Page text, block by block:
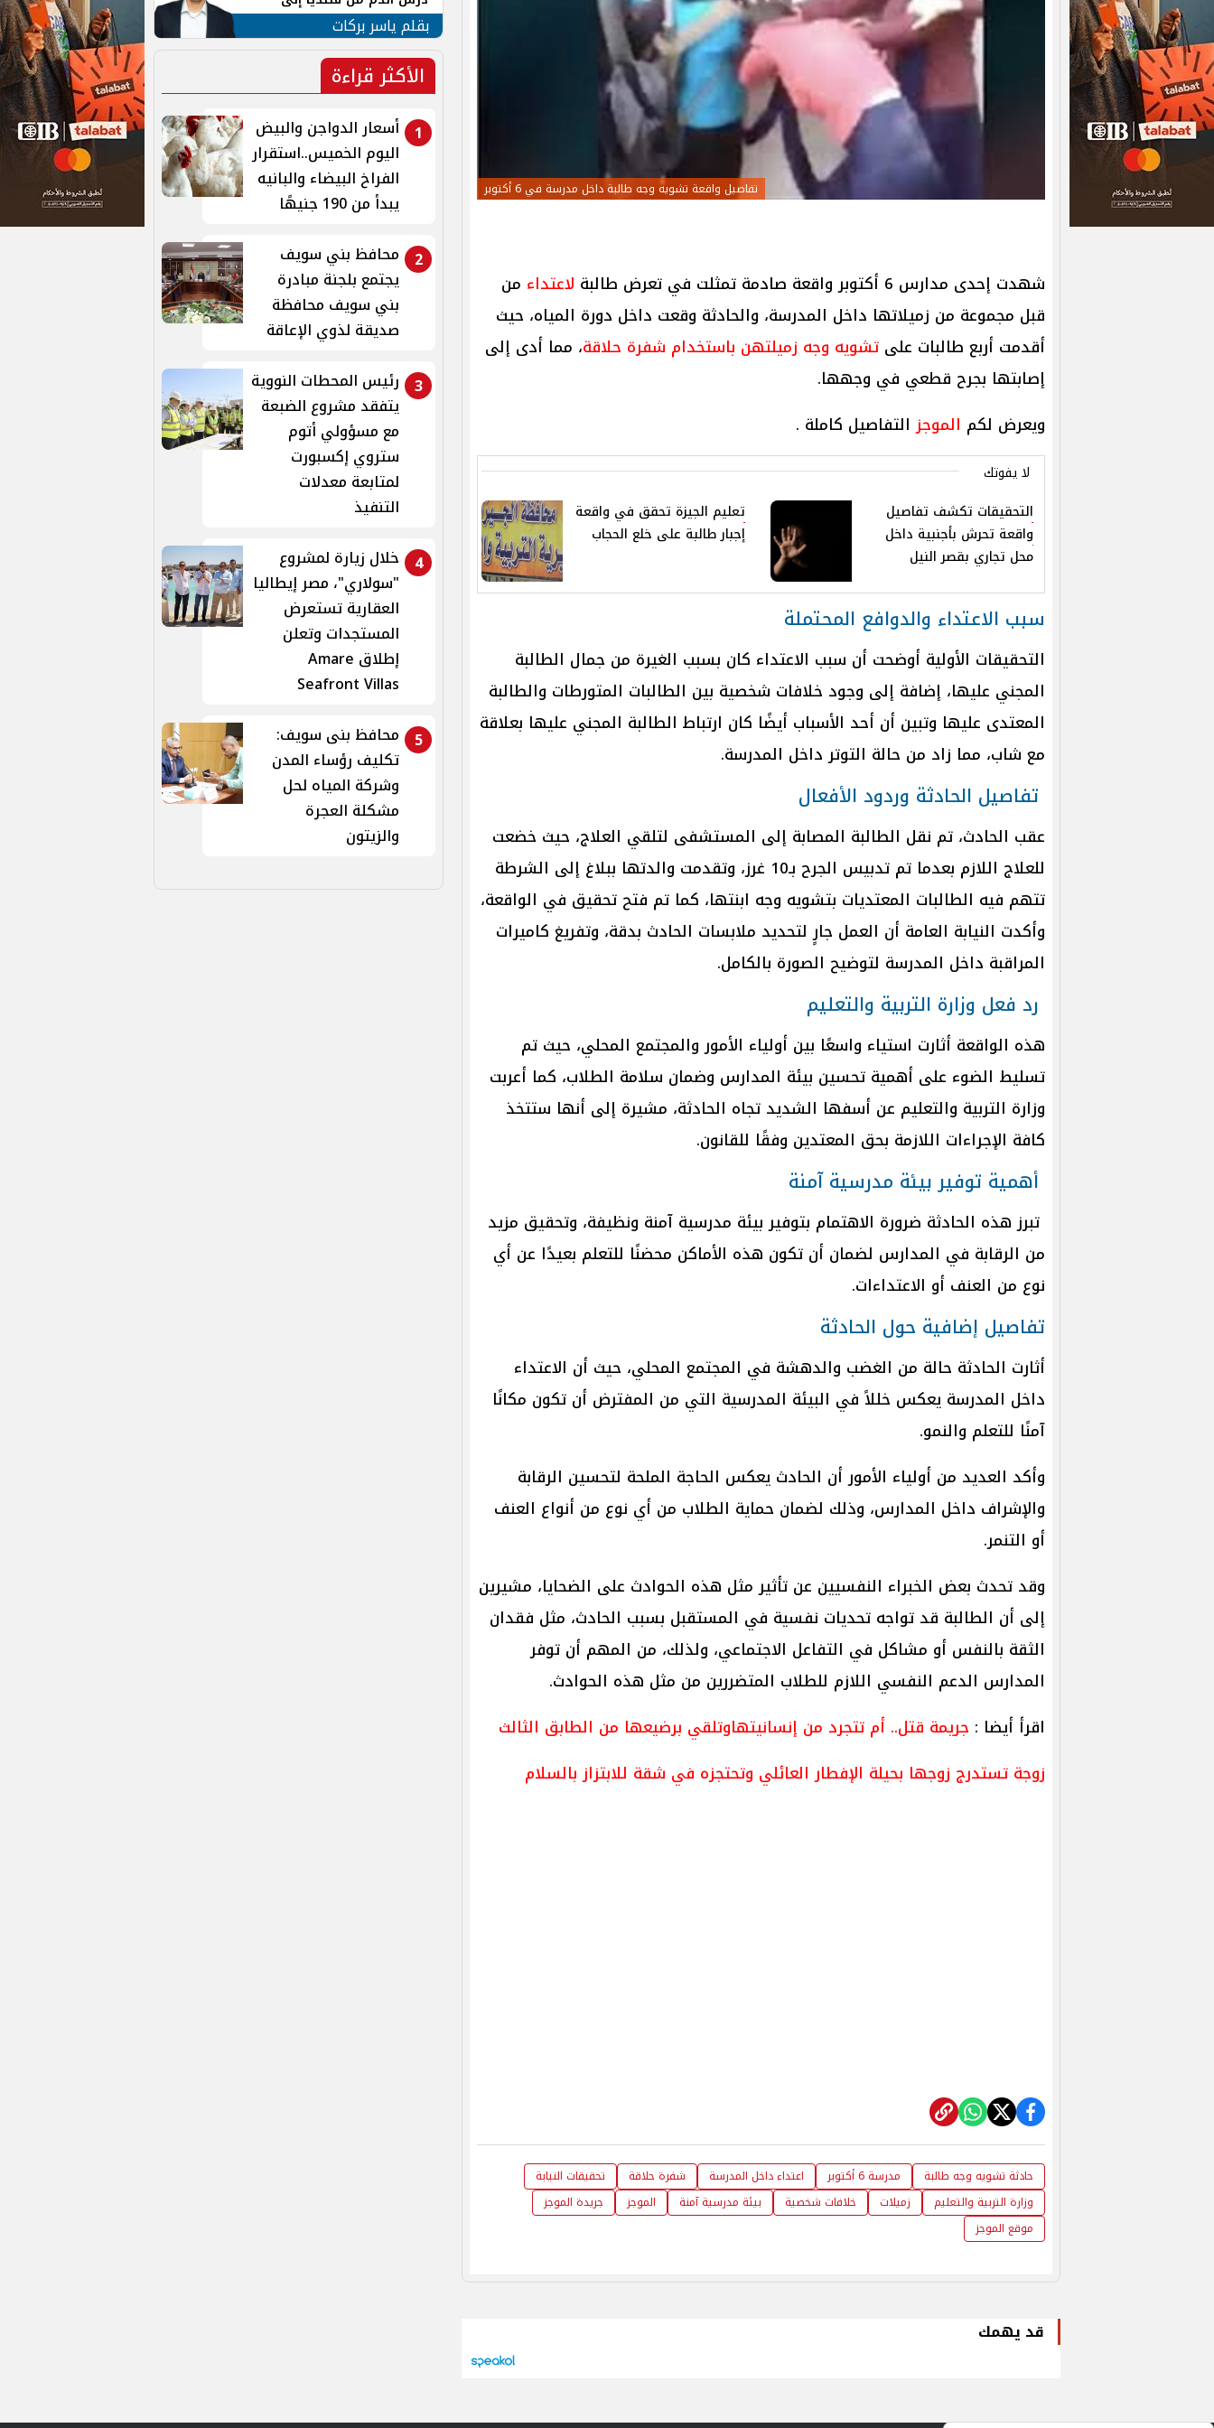
تفاصيل واقعة تشويه وجه طالبة داخل مدرسة في 6 أكتوبر
شهدت إحدى مدارس 6 أكتوبر واقعة صادمة تمثلت في تعرض طالبة لاعتداء من
قبل مجموعة من زميلاتها داخل المدرسة، والحادثة وقعت داخل دورة المياه، حيث
أقدمت أربع طالبات على تشويه وجه زميلتهن باستخدام شفرة حلاقة، مما أدى إلى
إصابتها بجرح قطعي في وجهها.
ويعرض لكم الموجز التفاصيل كاملة .
لا يفوتك
التحقيقات تكشف تفاصيل
واقعة تحرش بأجنبية داخل
محل تجاري بقصر النيل
تعليم الجيزة تحقق في واقعة
إجبار طالبة على خلع الحجاب
سبب الاعتداء والدوافع المحتملة
التحقيقات الأولية أوضحت أن سبب الاعتداء كان بسبب الغيرة من جمال الطالبة
المجني عليها، إضافة إلى وجود خلافات شخصية بين الطالبات المتورطات والطالبة
المعتدى عليها وتبين أن أحد الأسباب أيضًا كان ارتباط الطالبة المجني عليها بعلاقة
مع شاب، مما زاد من حالة التوتر داخل المدرسة.
تفاصيل الحادثة وردود الأفعال
عقب الحادث، تم نقل الطالبة المصابة إلى المستشفى لتلقي العلاج، حيث خضعت
للعلاج اللازم بعدما تم تدبيس الجرح بـ10 غرز، وتقدمت والدتها ببلاغ إلى الشرطة
تتهم فيه الطالبات المعتديات بتشويه وجه ابنتها، كما تم فتح تحقيق في الواقعة،
وأكدت النيابة العامة أن العمل جارٍ لتحديد ملابسات الحادث بدقة، وتفريغ كاميرات
المراقبة داخل المدرسة لتوضيح الصورة بالكامل.
رد فعل وزارة التربية والتعليم
هذه الواقعة أثارت استياء واسعًا بين أولياء الأمور والمجتمع المحلي، حيث تم
تسليط الضوء على أهمية تحسين بيئة المدارس وضمان سلامة الطلاب، كما أعربت
وزارة التربية والتعليم عن أسفها الشديد تجاه الحادثة، مشيرة إلى أنها ستتخذ
كافة الإجراءات اللازمة بحق المعتدين وفقًا للقانون.
أهمية توفير بيئة مدرسية آمنة
تبرز هذه الحادثة ضرورة الاهتمام بتوفير بيئة مدرسية آمنة ونظيفة، وتحقيق مزيد
من الرقابة في المدارس لضمان أن تكون هذه الأماكن محضنًا للتعلم بعيدًا عن أي
نوع من العنف أو الاعتداءات.
تفاصيل إضافية حول الحادثة
أثارت الحادثة حالة من الغضب والدهشة في المجتمع المحلي، حيث أن الاعتداء
داخل المدرسة يعكس خللاً في البيئة المدرسية التي من المفترض أن تكون مكانًا
آمنًا للتعلم والنمو.
وأكد العديد من أولياء الأمور أن الحادث يعكس الحاجة الملحة لتحسين الرقابة
والإشراف داخل المدارس، وذلك لضمان حماية الطلاب من أي نوع من أنواع العنف
أو التنمر.
وقد تحدث بعض الخبراء النفسيين عن تأثير مثل هذه الحوادث على الضحايا، مشيرين
إلى أن الطالبة قد تواجه تحديات نفسية في المستقبل بسبب الحادث، مثل فقدان
الثقة بالنفس أو مشاكل في التفاعل الاجتماعي، ولذلك، من المهم أن توفر
المدارس الدعم النفسي اللازم للطلاب المتضررين من مثل هذه الحوادث.
اقرأ أيضا : جريمة قتل.. أم تتجرد من إنسانيتهاوتلقي برضيعها من الطابق الثالث
زوجة تستدرج زوجها بحيلة الإفطار العائلي وتحتجزه في شقة للابتزاز بالسلام
حادثة تشويه وجه طالبة مدرسة 6 أكتوبر اعتداء داخل المدرسة شفرة حلاقة
تحقيقات النيابة
وزارة التربية والتعليم
زميلات خلافات شخصية بيئة مدرسية آمنة الموجز
جريدة الموجز
موقع الموجز
قد يهمك
جنوب لبنان
بقلم ياسر بركات
الأكثر قراءة
1
أسعار الدواجن والبيض
اليوم الخميس..استقرار
الفراخ البيضاء والبانيه
يبدأ من 190 جنيهًا
2
محافظ بني سويف
يجتمع بلجنة مبادرة
بني سويف محافظة
صديقة لذوي الإعاقة
3 رئيس المحطات النووية
يتفقد مشروع الضبعة
مع مسؤولي أتوم
ستروي إكسبورت
لمتابعة معدلات
التنفيذ
4
خلال زيارة لمشروع
"سولاري"، مصر إيطاليا
العقارية تستعرض
المستجدات وتعلن
إطلاق Amare
Seafront Villas
5
محافظ بنى سويف:
تكليف رؤساء المدن
وشركة المياه لحل
مشكلة العجرة
والزيتون